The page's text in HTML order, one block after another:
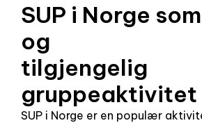
SUP i Norge
og
tilgjengelig
gruppeaktivitet
SUP i Norge er en populær